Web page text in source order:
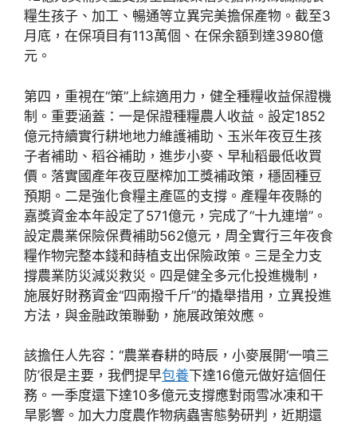
糧生孩子、加工、暢通等立異完美擔保產物。截至3
月底，在保項目有113萬個、在保余額到達3980億
元。
第四，重視在“策”上綜適用力，健全種糧收益保證機
制。重要涵蓋：一是保證種糧農人收益。設定1852
億元持續實行耕地地力維護補助、玉米年夜豆生孩
子者補助、稻谷補助，進步小麥、早秈稻最低收買
價。落實國產年夜豆壓榨加工獎補政策，穩固種豆
預期。二是強化食糧主產區的支撐。產糧年夜縣的
嘉獎資金本年設定了571億元，完成了“十九連增”。
設定農業保險保費補助562億元，周全實行三年夜食
糧作物完整本錢和蒔植支出保險政策。三是全力支
撐農業防災減災救災。四是健全多元化投進機制，
施展好財務資金“四兩撥千斤”的撬舉措用，立異投進
方法，與金融政策聯動，施展政策效應。
該擔任人先容：“農業春耕的時辰，小麥展開‘一噴三
防’很是主要，我們提早包養下達16億元做好這個任
務。一季度還下達10多億元支撐應對雨雪冰凍和干
旱影響。加大力度農作物病蟲害態勢研判，近期還